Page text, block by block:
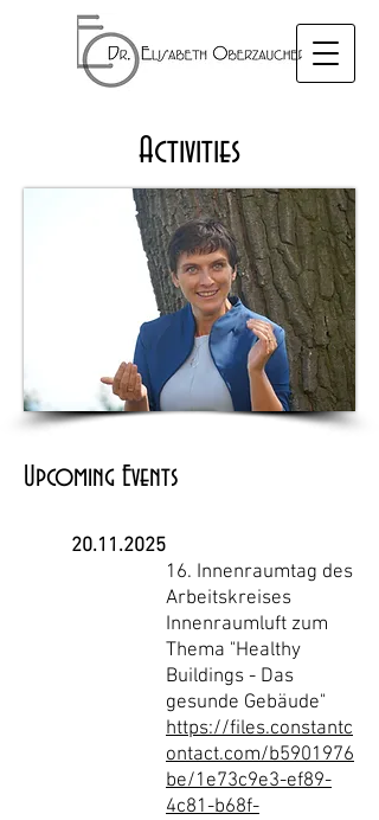
Activities
Upcoming Events
20.11.2025
16. Innenraumtag des
Arbeitskreises
Innenraumluft zum
Thema "Healthy
Buildings - Das
gesunde Gebäude"
https://files.constantc
ontact.com/b5901976
be/1e73c9e3-ef89-
4c81-b68f-